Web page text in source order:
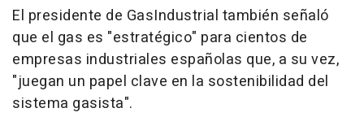
El presidente de GasIndustrial también señaló
que el gas es "estratégico" para cientos de
empresas industriales españolas que, a su vez,
"juegan un papel clave en la sostenibilidad del
sistema gasista".